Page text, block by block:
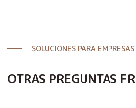
SOLUCIONES PARA
OTRAS PREGUNTAS